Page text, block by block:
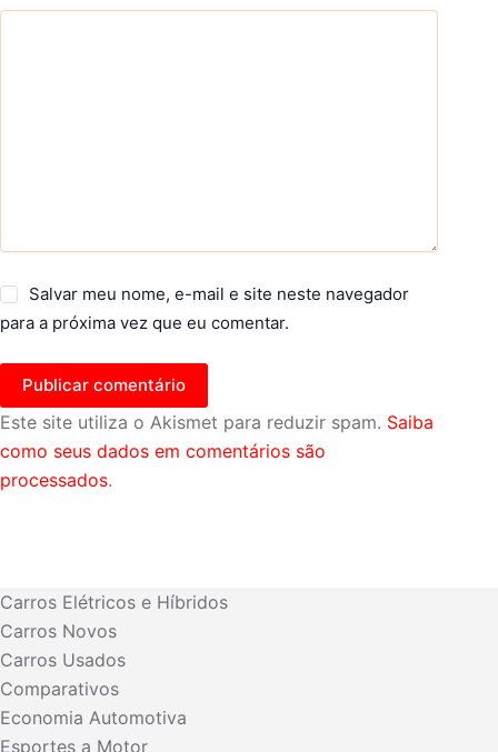
Salvar meu nome, e-mail e site neste navegador
para a próxima vez que eu comentar.
Publicar comentário
Este site utiliza o Akismet para reduzir spam. Saiba
como seus dados em comentários são
processados.
Carros Elétricos e Híbridos
Carros Novos
Carros Usados
Comparativos
Economia Automotiva
Esportes a Motor